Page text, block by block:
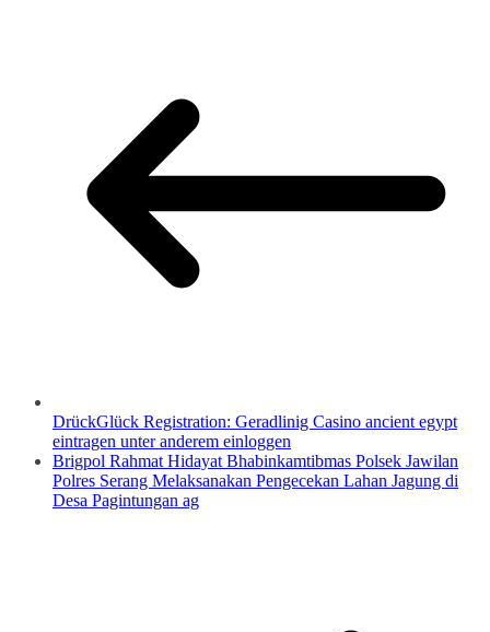
DrückGlück Registration: Geradlinig Casino ancient egypt
eintragen unter anderem einloggen
Brigpol Rahmat Hidayat Bhabinkamtibmas Polsek Jawilan
Polres Serang Melaksanakan Pengecekan Lahan Jagung di
Desa Pagintungan ag